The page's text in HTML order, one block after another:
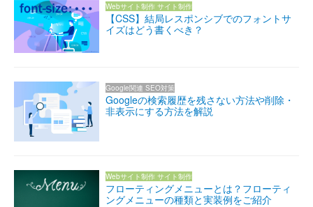
Webサイト制作 サイト制作
【CSS】結局レスポンシブでのフォントサ
イズはどう書くべき？
Google関連 SEO対策
Googleの検索履歴を残さない方法や削除・
非表示にする方法を解説
Webサイト制作 サイト制作
フローティングメニューとは？フローティ
ングメニューの種類と実装例をご紹介